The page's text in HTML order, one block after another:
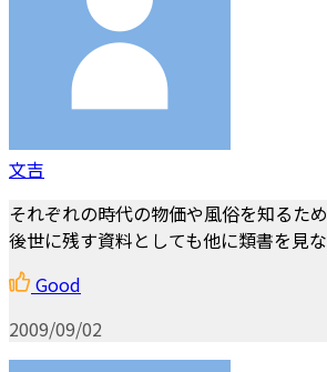
文吉
それぞれの時代の物価や風俗を知るため
後世に残す資料としても他に類書を見な
Good
2009/09/02